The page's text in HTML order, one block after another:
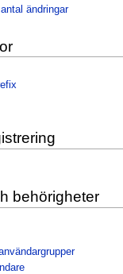
ändringar
behörigheter